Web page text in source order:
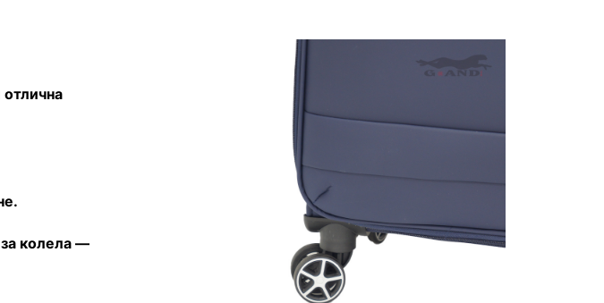
колела —